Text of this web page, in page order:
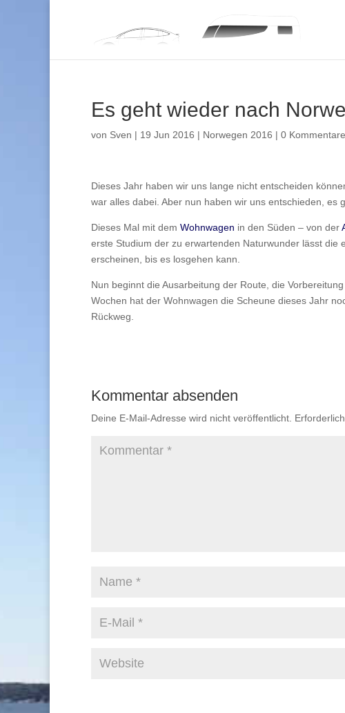
Es geht wieder nach
von Sven | 19 Jun 2016 | Norwegen 2016 | 0 Kommentare
Dieses Jahr haben wir uns lange nicht entscheiden
war alles dabei. Aber nun haben wir uns entschieden, es
Dieses Mal mit dem Wohnwagen in den Süden – von der
erste Studium der zu erwartenden Naturwunder lässt die
erscheinen, bis es losgehen kann.
Nun beginnt die Ausarbeitung der Route, die
Wochen hat der Wohnwagen die Scheune dieses Jahr
Rückweg.
Kommentar absenden
Deine E-Mail-Adresse wird nicht veröffentlicht.